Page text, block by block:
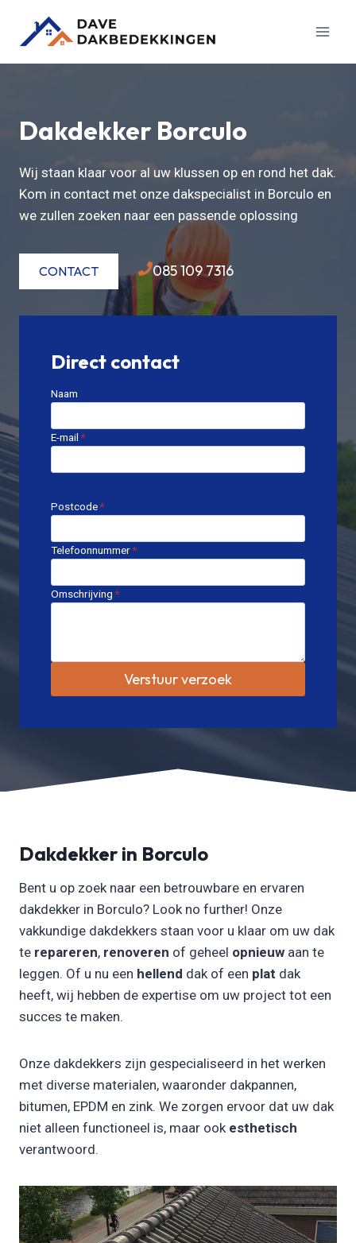
Dakdekker Borculo
Wij staan klaar voor al uw klussen op en rond het dak.
Kom in contact met onze dakspecialist in Borculo en
we zullen zoeken naar een passende oplossing
CONTACT 085 109 7316
Direct contact
Naam
E-mail*
Postcode*
Telefoonnummer*
Omschrijving*
Verstuur verzoek
Dakdekker in Borculo
Bent u op zoek naar een betrouwbare en ervaren
dakdekker in Borculo? Look no further! Onze
vakkundige dakdekkers staan voor u klaar om uw dak
te repareren, renoveren of geheel opnieuw aan te
leggen. Of u nu een hellend dak of een plat dak
heeft, wij hebben de expertise om uw project tot een
succes te maken.
Onze dakdekkers zijn gespecialiseerd in het werken
met diverse materialen, waaronder dakpannen,
bitumen, EPDM en zink. We zorgen ervoor dat uw dak
niet alleen functioneel is, maar ook esthetisch
verantwoord.